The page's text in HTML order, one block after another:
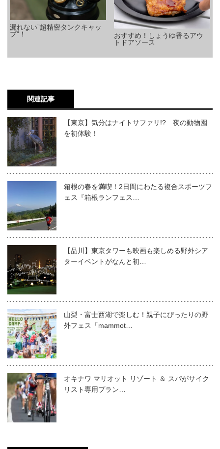
漏れない”超精密タンクキャッ
プ”！
おすすめ！しょうゆ香るアウ
トドアソース
関連記事
【東京】気分はナイトサファリ!? 夜の動物園
を初体験！
箱根の春を満喫！2日間にわたる複合スポーツフ
ェス『箱根ランフェス…
【品川】東京タワーも映画も楽しめる野外シア
ターイベントがなんと初…
山梨・富士西湖で楽しむ！親子にぴったりの野
外フェス「mammot…
オキナワ マリオット リゾート ＆ スパがサイク
リスト専用プラン…